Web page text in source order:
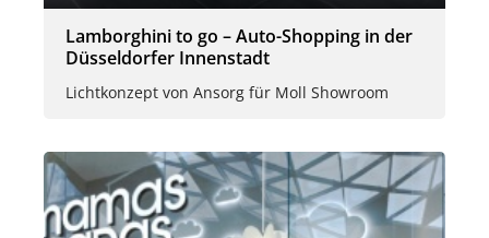
Lamborghini to go – Auto-Shopping in der
Düsseldorfer Innenstadt
Lichtkonzept von Ansorg für Moll Showroom